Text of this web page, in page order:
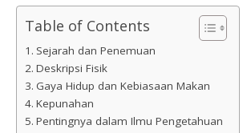
Table of Contents
Sejarah dan Penemuan
Deskripsi Fisik
Gaya Hidup dan Kebiasaan Makan
Kepunahan
Pentingnya dalam Ilmu Pengetahuan